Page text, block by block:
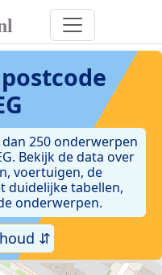
250 onderwerpen
Bekijk de data over
voertuigen, de
duidelijke tabellen,
onderwerpen.
⇵